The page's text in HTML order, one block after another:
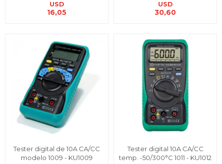
USD
16,05
USD
30,60
Tester digital de 10A CA/CC
modelo 1009 - KU1009
Tester digital 10A CA/CC
temp. -50/300°C 1011 - KU1012